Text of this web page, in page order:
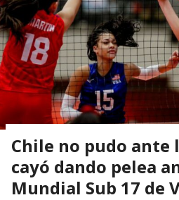
Chile no pudo ante
cayó dando pelea
Mundial Sub 17 de